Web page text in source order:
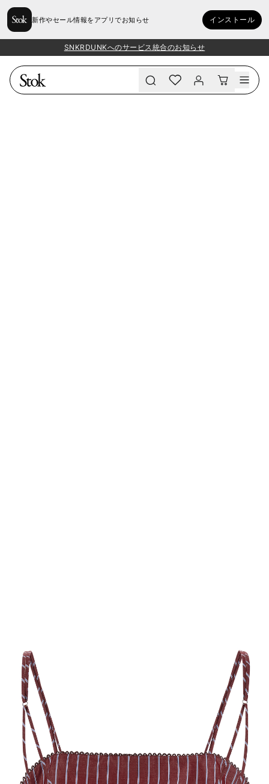
新作やセール情報をアプリでお知らせ インストール
SNKRDUNKへのサービス統合のお知らせ